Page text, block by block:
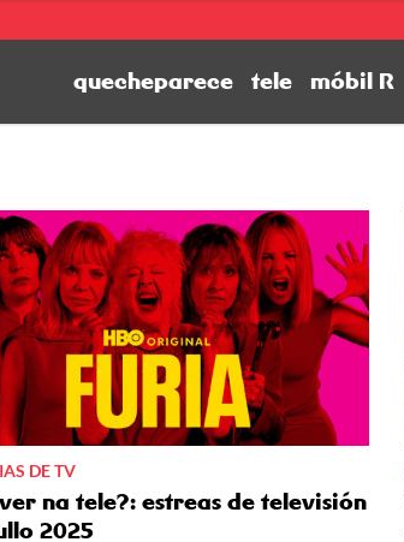
quecheparece tele móbil R
DE TV
na tele?: estreas de televisión
2025